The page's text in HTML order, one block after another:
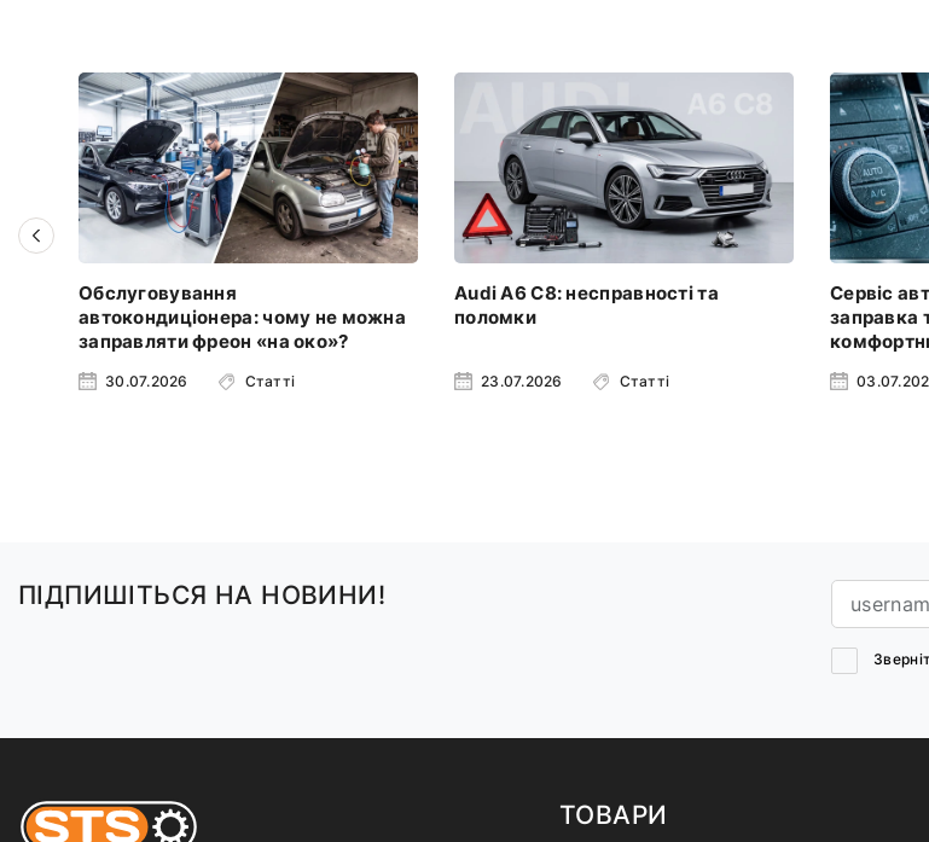
Обслуговування
автокондиціонера: чому не можна
заправляти фреон «на око»?
30.07.2026 Статті
Audi A6 C8: несправності та
поломки
23.07.2026 Статті
Сервіс
заправка
ПІДПИШІТЬСЯ НА НОВИНИ!
ТОВАРИ